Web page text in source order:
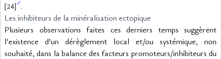
[24] .
Les inhibiteurs de la minéralisation ectopique
Plusieurs observations faites ces derniers temps suggèrent
l’existence d’un dérèglement local et/ou systémique, non
souhaité, dans la balance des facteurs promoteurs/inhibiteurs du